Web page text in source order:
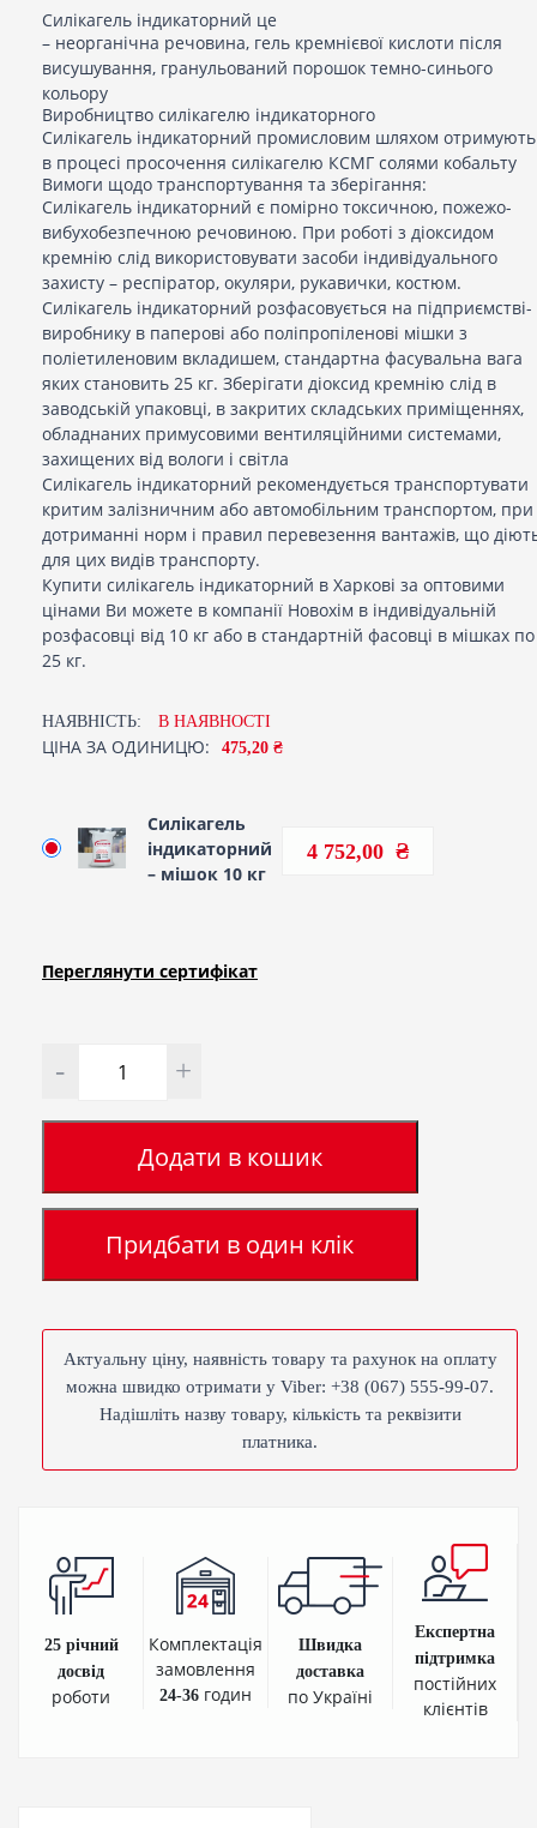
Силікагель індикаторний це
– неорганічна речовина, гель кремнієвої кислоти після
висушування, гранульований порошок темно-синього
кольору
Виробництво силікагелю індикаторного
Силікагель індикаторний промисловим шляхом отримують
в процесі просочення силікагелю КСМГ солями кобальту
Вимоги щодо транспортування та зберігання:
Силікагель індикаторний є помірно токсичною, пожежо-
вибухобезпечною речовиною. При роботі з діоксидом
кремнію слід використовувати засоби індивідуального
захисту – респіратор, окуляри, рукавички, костюм.
Силікагель індикаторний розфасовується на підприємстві-
виробнику в паперові або поліпропіленові мішки з
поліетиленовим вкладишем, стандартна фасувальна вага
яких становить 25 кг. Зберігати діоксид кремнію слід в
заводській упаковці, в закритих складських приміщеннях,
обладнаних примусовими вентиляційними системами,
захищених від вологи і світла
Силікагель індикаторний рекомендується транспортувати
критим залізничним або автомобільним транспортом, при
дотриманні норм і правил перевезення вантажів, що
для цих видів транспорту.
Купити силікагель індикаторний в Харкові за оптовими
цінами Ви можете в компанії Новохім в індивідуальній
розфасовці від 10 кг або в стандартній фасовці в мішках по
25 кг.
Силікагель
індикаторний
– мішок 10 кг
4 752,00
НАЯВНІСТЬ: В НАЯВНОСТI
ЦІНА ЗА ОДИНИЦЮ: 475,20 ₴
Переглянути сертифiкат
Додати в кошик
Придбати в один клік
Актуальну ціну, наявність товару та рахунок на оплату
можна швидко отримати у Viber: +38 (067) 555-99-07.
Надішліть назву товару, кількість та реквізити
платника.
25 річний
досвід
роботи
Комплектація
замовлення
24-36 годин
Швидка
доставка
по Україні
Експертна
підтримка
постійних
клієнтів